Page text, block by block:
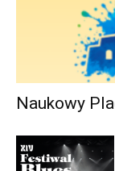
Naukowy